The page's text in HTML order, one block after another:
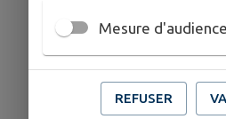
Mesure
REFUSER